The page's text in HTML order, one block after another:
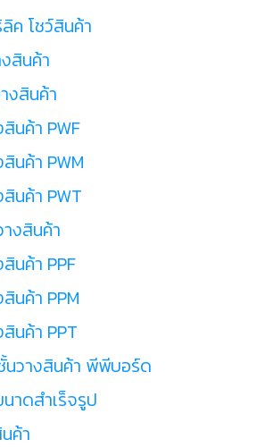
ค โชว์สินค้า
สินค้า
งสินค้า
นค้า PWF
นค้า PWM
นค้า PWT
งสินค้า
นค้า PPF
นค้า PPM
นค้า PPT
นวางสินค้า พีพีบอร์ด
าดสำเร็จรูป
ค้า